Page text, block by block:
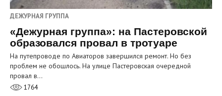
ДЕЖУРНАЯ ГРУППА
«Дежурная группа»: на Пастеровской
образовался провал в тротуаре
На путепроводе по Авиаторов завершился ремонт. Но без
проблем не обошлось. На улице Пастеровская очередной
провал в…
1764